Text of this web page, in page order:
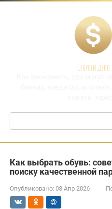
Перейти
Секреты денег
Поиск:
Как выбрать обувь:
поиску качественной
Опубликовано: 08 Апр 2026